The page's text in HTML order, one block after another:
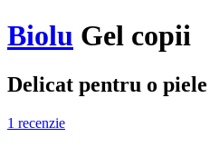
Biolu Gel copii
Delicat pentru o
1 recenzie